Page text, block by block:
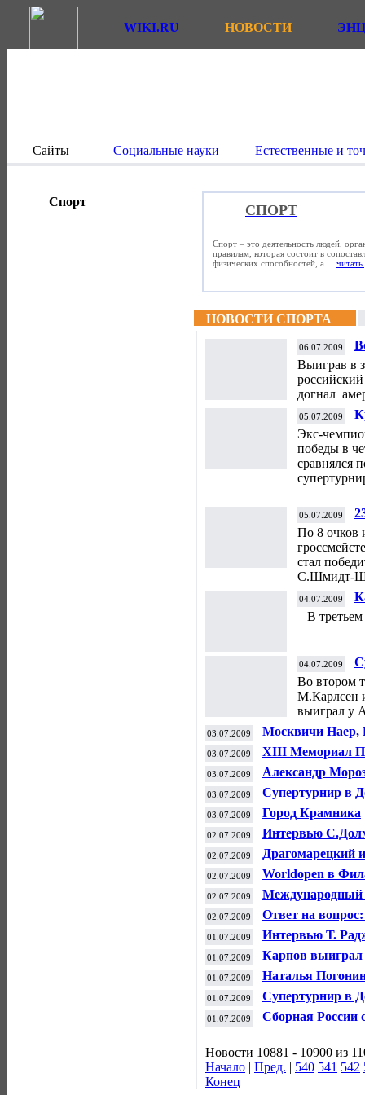
WIKI.RU НОВОСТИ
Сайты Социальные науки Естественные и
Спорт
СПОРТ
Спорт – это деятельность людей,
правилам, которая состоит в
физических способностей, а ... читать
НОВОСТИ СПОРТА
06.07.2009
Выиграв в
догнал
05.07.2009
Экс-
победы в
сравнялся
05.07.2009
По 8 очков
стал
С.Шмидт-
04.07.2009
В третьем
04.07.2009
Во втором
М.Карлсен
выиграл у
03.07.2009
Москвичи Наер,
Open
03.07.2009 ХIII Мемориал
03.07.2009
Александр
были такие
03.07.2009 Супертурнир в
03.07.2009 Город Крамника
02.07.2009 Интервью
02.07.2009
Драгомарецкий
турнире
02.07.2009 Worldopen в
02.07.2009 Международный
02.07.2009 Ответ на
01.07.2009 Интервью Т.
01.07.2009 Карпов выиграл
01.07.2009 Наталья
01.07.2009 Cупертурнир в
01.07.2009
Сборная России
Новости 10881 - 10900 из
Начало | Пред. | 540 541 542
Конец